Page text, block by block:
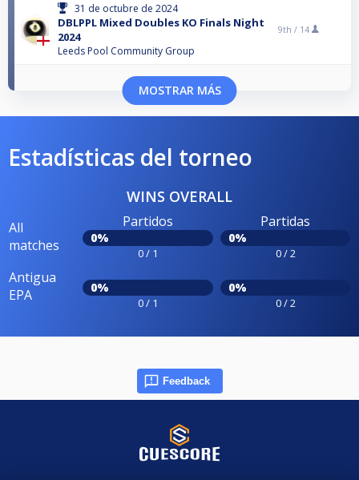
31 de octubre de 2024
DBLPPL Mixed Doubles KO Finals Night
2024
Leeds Pool Community Group
9th / 14
MOSTRAR MÁS
Estadísticas del torneo
WINS OVERALL
All
matches
Partidos
0%
0 / 1
Partidas
0%
0 / 2
Antigua
EPA
0%
0 / 1
0%
0 / 2
Feedback